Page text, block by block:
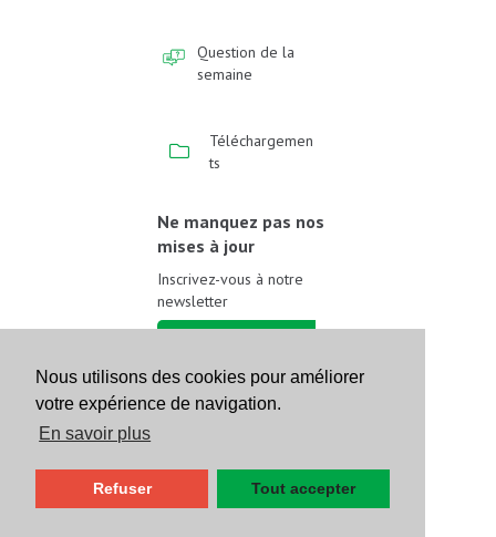
Nous utilisons des cookies pour améliorer
votre expérience de navigation.
En savoir plus
Refuser Tout accepter
Question de la
semaine
Téléchargemen
ts
Ne manquez pas nos
mises à jour
Inscrivez-vous à notre
newsletter
Suivez-nous sur les